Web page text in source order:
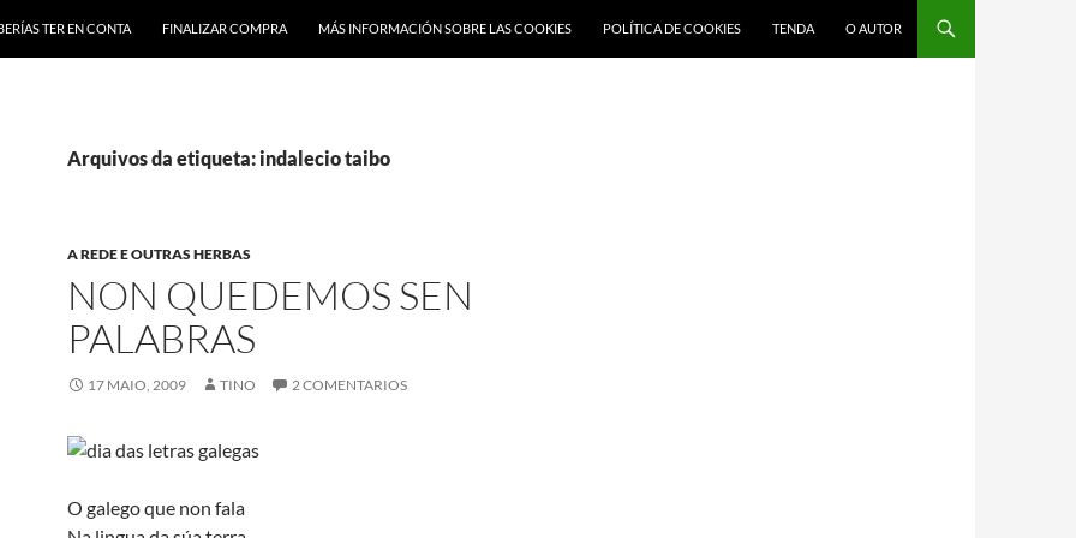
TER EN CONTA FINALIZAR COMPRA MÁS INFORMACIÓN SOBRE LAS COOKIES POLÍTICA DE COOKIES TENDA O AUTOR
Arquivos da etiqueta: indalecio taibo
A REDE E OUTRAS HERBAS
NON QUEDEMOS SEN
PALABRAS
17 MAIO, 2009 TINO 2 COMENTARIOS
O galego que non fala